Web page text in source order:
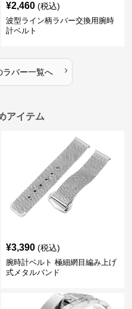
¥2,460 (税込)
波型ライン柄ラバー交換用腕時
計ベルト
ラバー一覧へ ›
アイテム
¥3,390 (税込)
腕時計ベルト 極細網目編み上げ
式メタルバンド